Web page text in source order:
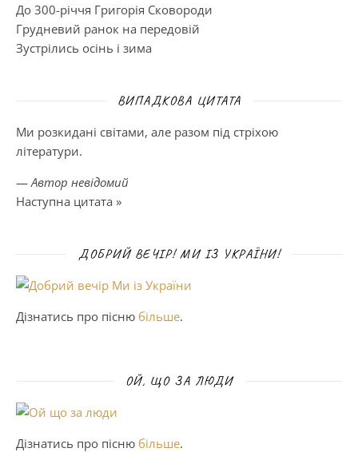
До 300-річчя Григорія Сковороди
Грудневий ранок на передовій
Зустрілись осінь і зима
ВИПАДКОВА ЦИТАТА
Ми розкидані світами, але разом під стріхою
літератури.
— Автор невідомий
Наступна цитата »
ДОБРИЙ ВЕЧІР! МИ ІЗ УКРАЇНИ!
Дізнатись про пісню більше.
ОЙ, ЩО ЗА ЛЮДИ
Дізнатись про пісню більше.